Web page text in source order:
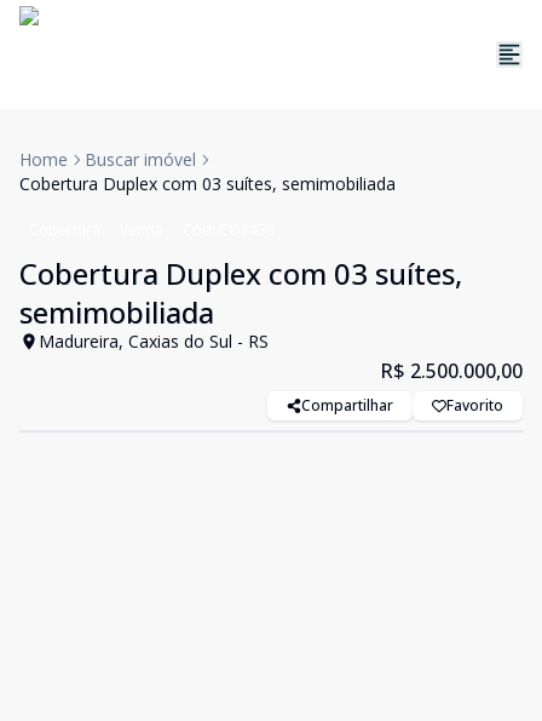
Home
Buscar imóvel
Cobertura Duplex com 03 suítes, semimobiliada
Cobertura Duplex com 03 suítes,
semimobiliada
Madureira, Caxias do Sul - RS
R$ 2.500.000,00
Compartilhar Favorito